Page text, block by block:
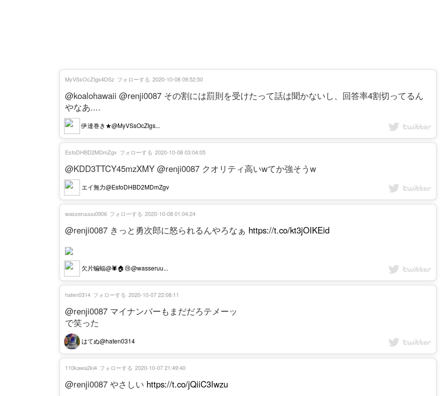
@koalohawaii @renji0087 その割には罰則を受けたって話は聞かないし、回答率4割切ってるん
やなあ....
伊達巻き★@MyVSsOcZIgs...
MyVSsOcZIgs4DSz フォローする 2020-10-08 09:52:50
@KDD3TTCY45mzXMY @renji0087 クオリティ高いwてか強そうw
エイ無力@EsfoDHBD2MDmZgv
EsfoDHBD2MDmZgv フォローする 2020-10-08 03:04:05
@renji0087 きっと勇次郎に怒られるんやろなぁ https://t.co/kt3jOIKEid
欠片蝙蝠@🕷🏠😢@wasseruu...
wasseruuuu0906 フォローする 2020-10-08 01:04:24
@renji0087 マイナンバーもまだだろテメーッ
で笑った
はてぬ@haten0314
haten0314 フォローする 2020-10-07 22:08:11
@renji0087 やさしい https://t.co/jQiiC3Iwzu
110kawa2ki4 フォローする 2020-10-07 21:49:40